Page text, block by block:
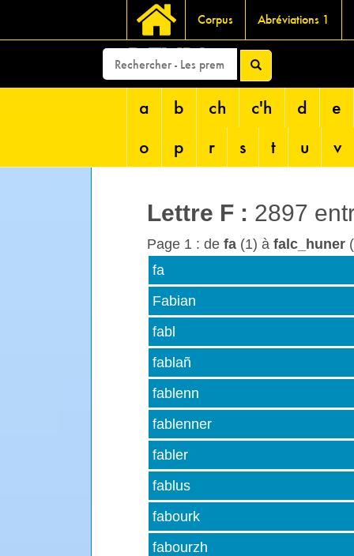
Corpus Abréviations 1
DEVRI
a b ch c'h d
e
o
p r s t u v
Lettre F : 2897
Page 1 : de fa (1) à falc_huner
fa
Fabian
fabl
fablañ
fablenn
fablenner
fabler
fablus
fabourk
fabourzh